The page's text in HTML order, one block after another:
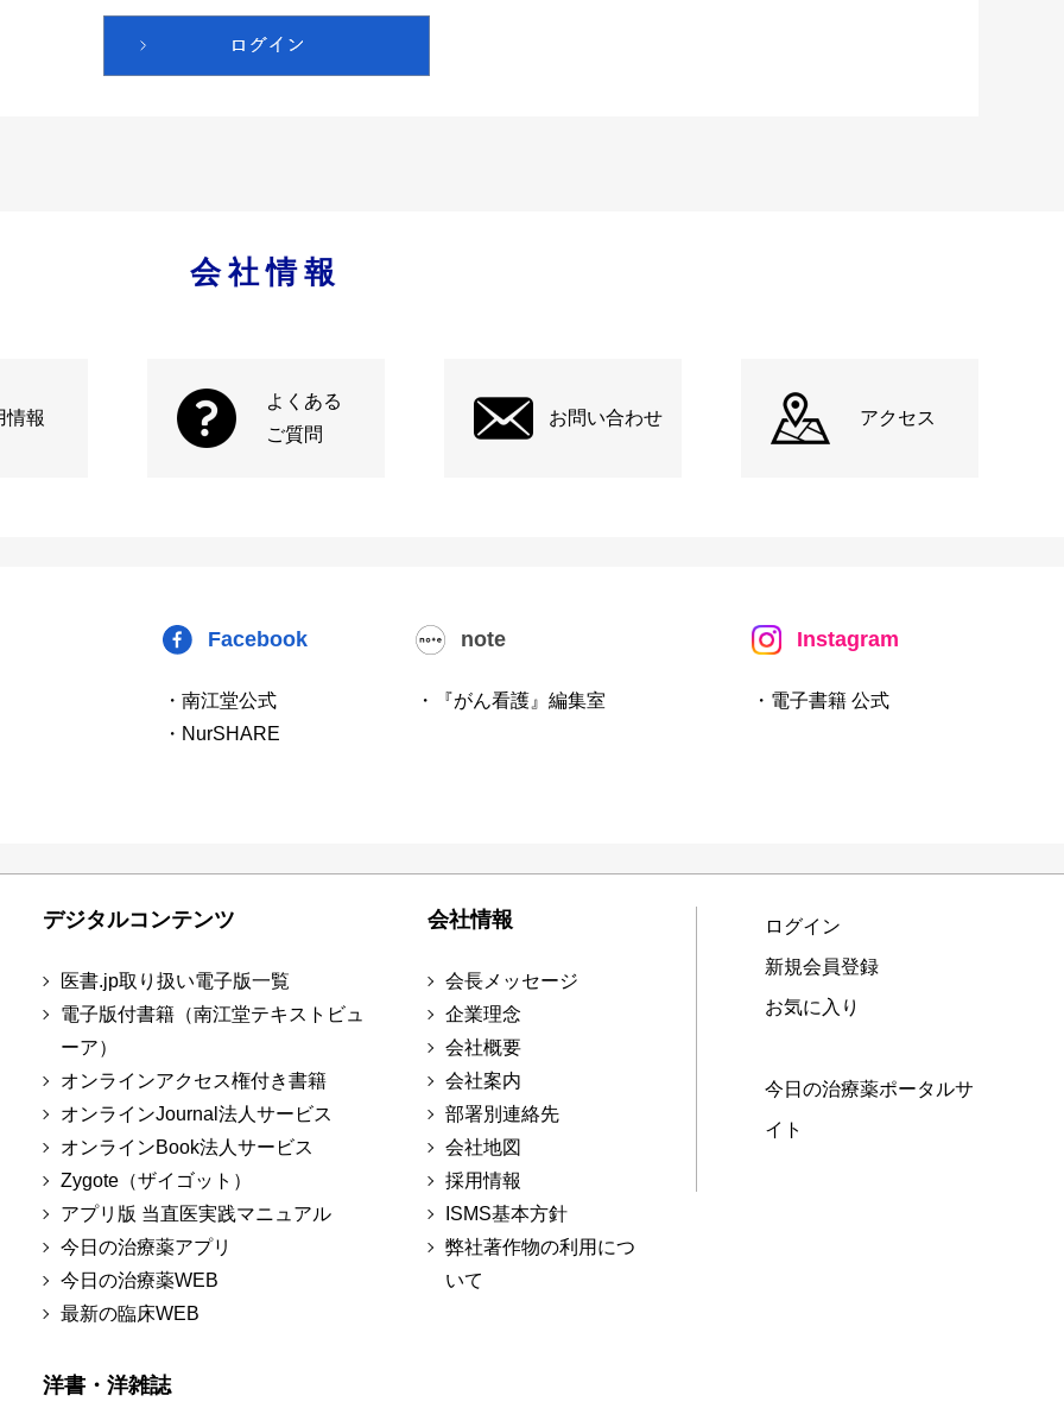
会社情報
情報
よくある
ご質問
お問い合わせ アクセス
Facebook
・南江堂公式
・NurSHARE
note
・『がん看護』編集室
Instagram
・電子書籍 公式
デジタルコンテンツ
医書.jp取り扱い電子版一覧
電子版付書籍（南江堂テキストビュ
ーア）
オンラインアクセス権付き書籍
オンラインJournal法人サービス
オンラインBook法人サービス
Zygote（ザイゴット）
アプリ版 当直医実践マニュアル
今日の治療薬アプリ
今日の治療薬WEB
最新の臨床WEB
洋書・洋雑誌
会社情報
会長メッセージ
企業理念
会社概要
会社案内
部署別連絡先
会社地図
採用情報
ISMS基本方針
弊社著作物の利用につ
いて
ログイン
新規会員登録
お気に入り
今日の治療薬ポータルサ
イト